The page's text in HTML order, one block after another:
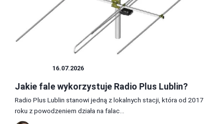
16.07.2026
Jakie fale wykorzystuje Radio Plus Lublin?
Radio Plus Lublin stanowi jedną z lokalnych stacji, która od 2017
roku z powodzeniem działa na falac...